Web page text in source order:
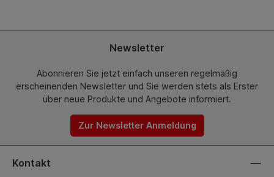
Newsletter
Abonnieren Sie jetzt einfach unseren regelmäßig
erscheinenden Newsletter und Sie werden stets als Erster
über neue Produkte und Angebote informiert.
Zur Newsletter Anmeldung
Kontakt